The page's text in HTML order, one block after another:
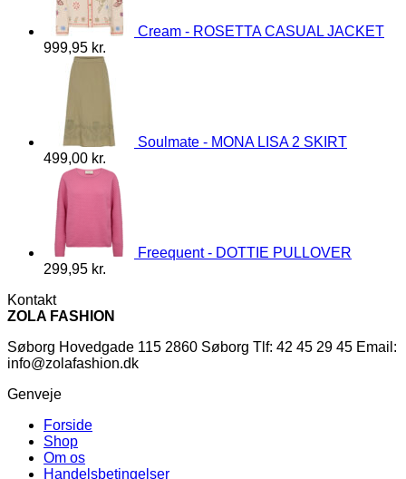
Cream - ROSETTA CASUAL JACKET
999,95 kr.
Soulmate - MONA LISA 2 SKIRT
499,00 kr.
Freequent - DOTTIE PULLOVER
299,95 kr.
Kontakt
ZOLA FASHION
Søborg Hovedgade 115 2860 Søborg Tlf: 42 45 29 45 Email:
info@zolafashion.dk
Genveje
Forside
Shop
Om os
Handelsbetingelser